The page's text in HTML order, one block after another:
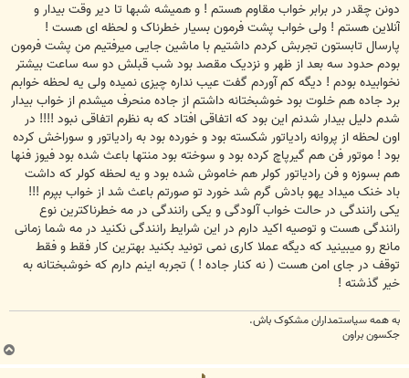
دونن چقدر در برابر خواب مقاوم هستم ! و همیشه شبها تا دیر وقت بیدار و
آنلاین هستم ! ولی خواب پشت فرمون بسیار خطرناک و لحظه ای هست !
پارسال تابستون تجربش کردم داشتیم با ماشین جایی میرفتیم من پشت فرمون
بودم حدود سه بعد از ظهر و نزدیک مقصد بود شب قبلش دو سه ساعت بیشتر
نخوابیده بودم ! دیگه کم آوردم گفت عیب نداره چیزی نمیده ولی یه لحظه خوابم
برد جاده هم خلوت بود خوشبختانه داشتم از جاده منحرف میشدم از خواب بیدار
شدم دلیل بیدار شدنم این بود که اتفاقی افتاد که به نظرم اتفاقی نبود !!!! در
اون لحظه از پروانه رادیاتور شکسته بود و خورده بود به رادیاتور و سوراخش کرده
بود ! موتور فن هم گیرپاچ کرده بود و سوخته بود منتها باعث شده بود فیوز فنها
هم بسوزه و فن رادیاتور کولر هم خاموش شده بود و یه لحظه کولر که داشت
باد خنک میداد یهو بادش گرم شد خورد تو صورتم باعث شد از خواب بپرم !!!
یکی رانندگی در حالت خواب آلودگی و یکی رانندگی در مه خطرناکترین نوع
رانندگی هست و توصیه اکید دارم در این شرایط رانندگی نکنید در مه شما زمانی
مانع رو میبینید که دیگه عملا کاری نمی تونید بکنید بهترین کار فقط و فقط
توقف در جای امن هست ( نه کنار جاده ! ) تجربه اینم دارم که خوشبختانه به
خیر گذشته !
به همه سياستمداران مشکوک باش.
جکسون براون